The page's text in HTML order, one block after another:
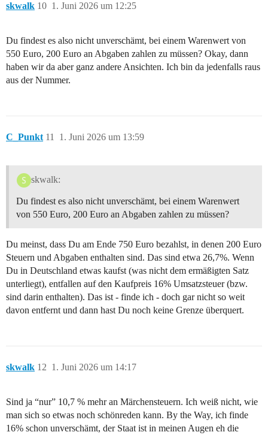
skwalk 1. Juni 2026 um 12:25
10
Du findest es also nicht unverschämt, bei einem Warenwert von
550 Euro, 200 Euro an Abgaben zahlen zu müssen? Okay, dann
haben wir da aber ganz andere Ansichten. Ich bin da jedenfalls raus
aus der Nummer.
C_Punkt 1. Juni 2026 um 13:59
11
skwalk:
Du findest es also nicht unverschämt, bei einem Warenwert
von 550 Euro, 200 Euro an Abgaben zahlen zu müssen?
Du meinst, dass Du am Ende 750 Euro bezahlst, in denen 200 Euro
Steuern und Abgaben enthalten sind. Das sind etwa 26,7%. Wenn
Du in Deutschland etwas kaufst (was nicht dem ermäßigten Satz
unterliegt), entfallen auf den Kaufpreis 16% Umsatzsteuer (bzw.
sind darin enthalten). Das ist - finde ich - doch gar nicht so weit
davon entfernt und dann hast Du noch keine Grenze überquert.
skwalk 1. Juni 2026 um 14:17
12
Sind ja “nur” 10,7 % mehr an Märchensteuern. Ich weiß nicht, wie
man sich so etwas noch schönreden kann. By the Way, ich finde
16% schon unverschämt, der Staat ist in meinen Augen eh die